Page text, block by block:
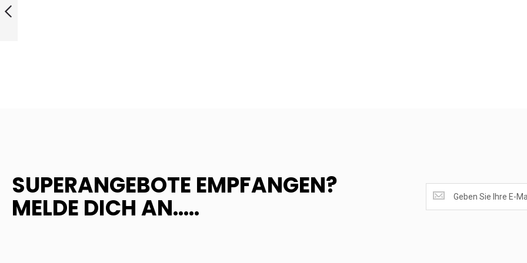
SUPERANGEBOTE EMPFANGEN?
MELDE DICH AN.....
EMPFANGEN?
<br>MELDE